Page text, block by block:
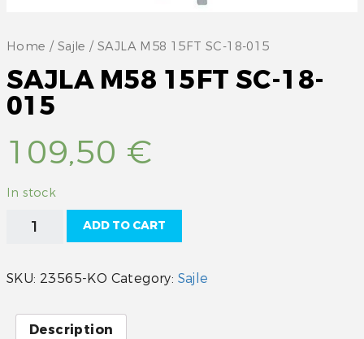
Home / Sajle / SAJLA M58 15FT SC-18-015
SAJLA M58 15FT SC-18-
015
109,50 €
In stock
SAJLA
M58
SC-
18-
quantity
ADD TO CART
SKU: 23565-KO Category: Sajle
Description